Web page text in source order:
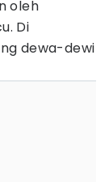
oleh
Di
dewa-dewi